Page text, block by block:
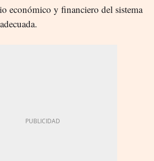
económico y financiero del sistema